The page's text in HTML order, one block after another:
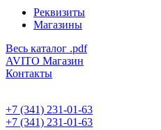
Реквизиты
Магазины
Весь каталог .pdf
AVITO Магазин
Контакты
+7 (341) 231-01-63
+7 (341) 231-01-63